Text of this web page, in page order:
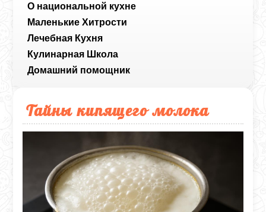
О национальной кухне
Маленькие Хитрости
Лечебная Кухня
Кулинарная Школа
Домашний помощник
Тайны кипящего молока